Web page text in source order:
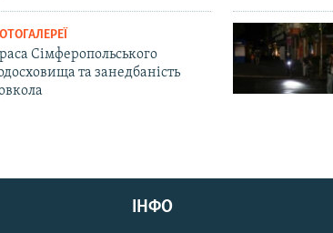
Сімферопольського
та занедбаність
ІНФО